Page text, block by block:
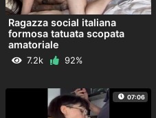
Ragazza social italiana
formosa tatuata scopata
amatoriale
7.2k 92%
07:06